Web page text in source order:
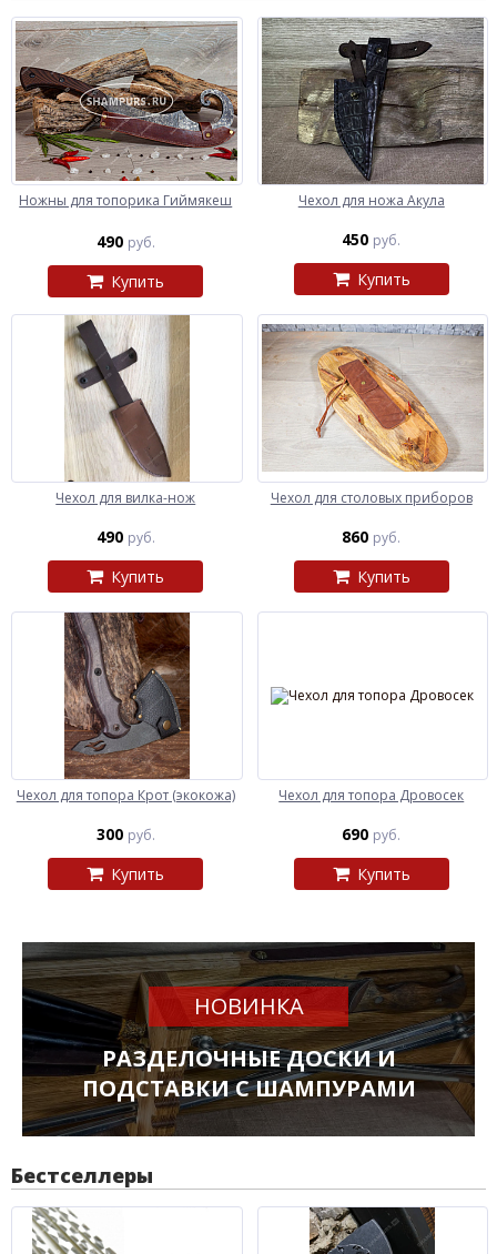
Ножны для топорика Гиймякеш
490 руб.
Купить
Чехол для ножа Акула
450 руб.
Купить
Чехол для вилка-нож
490 руб.
Купить
Чехол для столовых приборов
860 руб.
Купить
Чехол для топора Крот (экокожа)
300 руб.
Купить
Чехол для топора Дровосек
690 руб.
Купить
НОВИНКА
РАЗДЕЛОЧНЫЕ ДОСКИ И
ПОДСТАВКИ С ШАМПУРАМИ
Бестселлеры